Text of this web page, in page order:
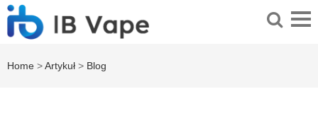
Home >Artykuł > Blog